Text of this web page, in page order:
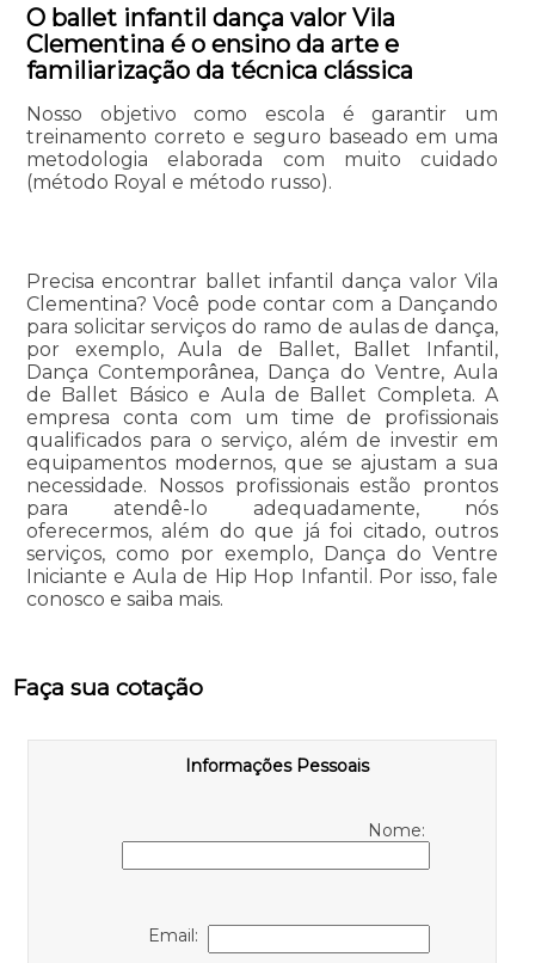
O ballet infantil dança valor Vila
Clementina é o ensino da arte e
familiarização da técnica clássica
Nosso objetivo como escola é garantir um
treinamento correto e seguro baseado em uma
metodologia elaborada com muito cuidado
(método Royal e método russo).
Precisa encontrar ballet infantil dança valor Vila
Clementina? Você pode contar com a Dançando
para solicitar serviços do ramo de aulas de dança,
por exemplo, Aula de Ballet, Ballet Infantil,
Dança Contemporânea, Dança do Ventre, Aula
de Ballet Básico e Aula de Ballet Completa. A
empresa conta com um time de profissionais
qualificados para o serviço, além de investir em
equipamentos modernos, que se ajustam a sua
necessidade. Nossos profissionais estão prontos
para atendê-lo adequadamente, nós
oferecermos, além do que já foi citado, outros
serviços, como por exemplo, Dança do Ventre
Iniciante e Aula de Hip Hop Infantil. Por isso, fale
conosco e saiba mais.
Faça sua cotação
Informações Pessoais
Nome:
Email: